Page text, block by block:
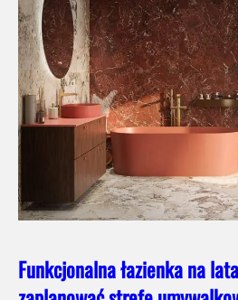
Funkcjonalna łazienka na